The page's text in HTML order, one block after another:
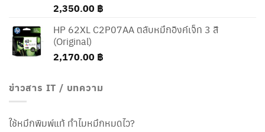
2,350.00 ฿
HP 62XL C2P07AA ตลับหมึกอิงค์เจ็ท 3 สี
(Original)
2,170.00 ฿
ข่าวสาร IT / บทความ
ใช้หมึกพิมพ์แท้ ทำไมหมึกหมดไว?